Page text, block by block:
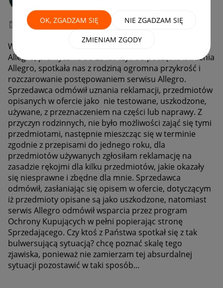
OK, ZGADZAM SIĘ NIE ZGADZAM SIĘ
ZMIENIAM ZGODY
‎02-06-2026 14:36
Witam wszystkich, po latach korzystania z serwisu
Allegro, praktycznie od 23 lat czyli od początku istnienia
Allegro, spotkała nas z rodziną ogromna przykrość i
rozczarowanie postępowaniem serwisu Allegro.
Sprzedawca odmówił uznania reklamacji, przedmiotów
opisanych w ofercie jako nie testowane, uszkodzone,
używane, z przeznaczeniem na części lub naprawy. Z
przyczyn rodzinnych, nie było możliwości zająć się tymi
przedmiotami, następnie mieszcząc się w terminie
zgodnie z przepisami do jednego roku, dla
przedmiotów używanych zgłosiłam reklamację na
zasadzie rękojmi dla kilku przedmiotów, jakie okazały
się niesprawne i zbędne dla mnie. Sprzedawca
odmówił, zasłaniając się opisem w ofercie, dotyczącym
iż przedmioty opisane są jako uszkodzone, natomiast
serwis Allegro odmówił wsparcia przez program
Ochrony Kupujących w pełni popierając stronę
Sprzedającego. Czy ktoś z Państwa spotkał się z tak
bulwersującą sytuacją? chcę poznać skalę tego
zjawiska, ponieważ nie zamierzam tej absurdalnej
sytuacji pozostawić w taki sposób...